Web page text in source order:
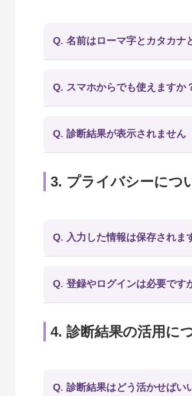
Q. 名前はローマ字とカタカナ
Q. スマホからでも使えますか
Q. 診断結果が表示されません
3. プライバシーにつ
Q. 入力した情報は保存されま
Q. 登録やログインは必要です
4. 診断結果の活用に
Q. 診断結果はどう活かせばい